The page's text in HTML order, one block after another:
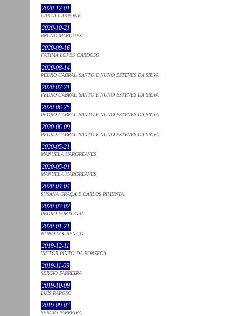
2020-12-01
CARLA CARBONE
2020-10-21
BRUNO MARQUES
2020-09-16
FÁTIMA LOPES CARDOSO
2020-08-14
PEDRO CABRAL SANTO E NUNO ESTEVES DA SILVA
2020-07-21
PEDRO CABRAL SANTO E NUNO ESTEVES DA SILVA
2020-06-25
PEDRO CABRAL SANTO E NUNO ESTEVES DA SILVA
2020-06-09
PEDRO CABRAL SANTO E NUNO ESTEVES DA SILVA
2020-05-21
MANUELA HARGREAVES
2020-05-01
MANUELA HARGREAVES
2020-04-04
SUSANA GRAÇA E CARLOS PIMENTA
2020-03-02
PEDRO PORTUGAL
2020-01-21
NUNO LOURENÇO
2019-12-11
VICTOR PINTO DA FONSECA
2019-11-09
SÉRGIO PARREIRA
2019-10-09
LUÍS RAPOSO
2019-09-03
SÉRGIO PARREIRA